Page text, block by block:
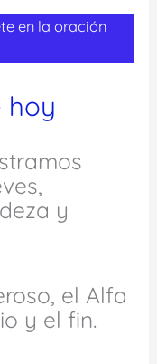
en la oración
hoy
y
el Alfa
y el fin.